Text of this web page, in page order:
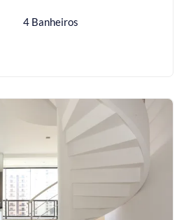
4 Banheiros